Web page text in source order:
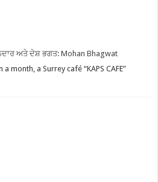
ਅਤੇ ਦੇਸ਼ ਭਗਤ: Mohan Bhagwat
month, a Surrey café “KAPS CAFE”